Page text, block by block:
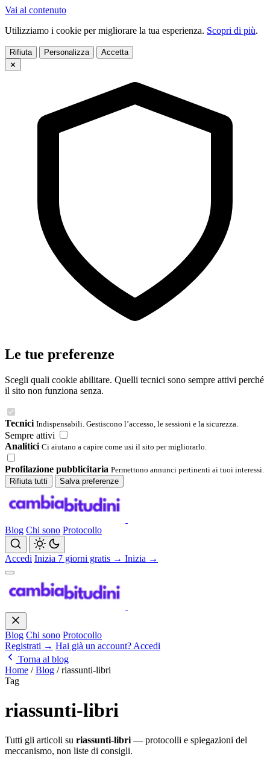
Vai al contenuto
Utilizziamo i cookie per migliorare la tua esperienza. Scopri di più.
Rifiuta Personalizza
Accetta
✕
Le tue preferenze
Scegli quali cookie abilitare. Quelli tecnici sono sempre attivi perché
il sito non funziona senza.
Tecnici Indispensabili. Gestiscono l’accesso, le sessioni e la sicurezza.
Sempre attivi
Analitici Ci aiutano a capire come usi il sito per migliorarlo.
Profilazione pubblicitaria Permettono annunci pertinenti ai tuoi interessi.
Rifiuta tutti
Salva preferenze
Blog Chi sono Protocollo
Accedi Inizia 7 giorni gratis → Inizia →
Blog Chi sono Protocollo
Registrati → Hai già un account? Accedi
Torna al blog
Home / Blog / riassunti-libri
Tag
riassunti-libri
Tutti gli articoli su riassunti-libri — protocolli e spiegazioni del
meccanismo, non liste di consigli.